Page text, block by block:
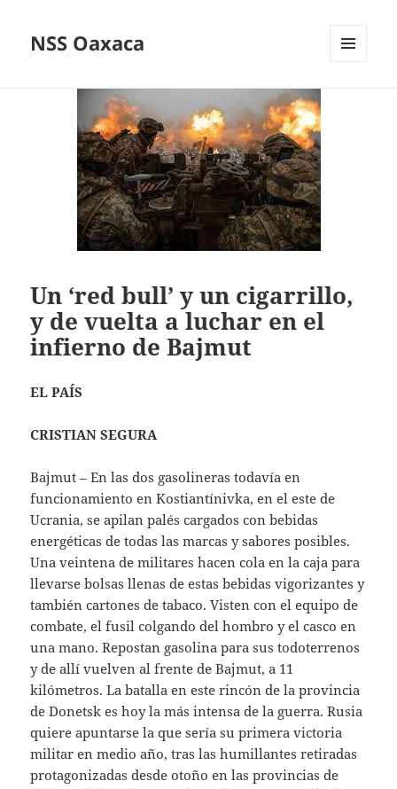
NSS Oaxaca
Un ‘red bull’ y un cigarrillo,
y de vuelta a luchar en el
infierno de Bajmut
EL PAÍS
CRISTIAN SEGURA
Bajmut – En las dos gasolineras todavía en
funcionamiento en Kostiantínivka, en el este de
Ucrania, se apilan palés cargados con bebidas
energéticas de todas las marcas y sabores posibles.
Una veintena de militares hacen cola en la caja para
llevarse bolsas llenas de estas bebidas vigorizantes y
también cartones de tabaco. Visten con el equipo de
combate, el fusil colgando del hombro y el casco en
una mano. Repostan gasolina para sus todoterrenos
y de allí vuelven al frente de Bajmut, a 11
kilómetros. La batalla en este rincón de la provincia
de Donetsk es hoy la más intensa de la guerra. Rusia
quiere apuntarse la que sería su primera victoria
militar en medio año, tras las humillantes retiradas
protagonizadas desde otoño en las provincias de